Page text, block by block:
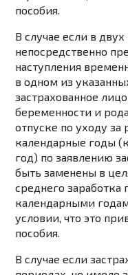
пособия.
В случае если в
непосредственно
наступления
в одном из
застрахованное
беременности и
отпуске по уходу
календарные годы
год) по заявлению
быть заменены в
среднего
календарными
условии, что это
пособия.
В случае если